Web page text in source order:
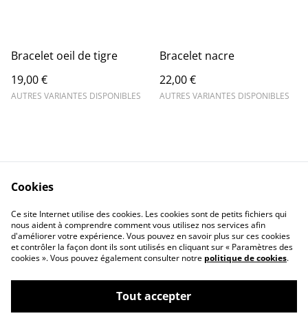
Bracelet oeil de tigre
19,00 €
AUTRES VARIANTES DISPONIBLES
Bracelet nacre
22,00 €
AUTRES VARIANTES DISPONIBLES
Contact Us
Legal Terms
Privacy Policy
Cookie Policy
Cookies
Ce site Internet utilise des cookies. Les cookies sont de petits fichiers qui
nous aident à comprendre comment vous utilisez nos services afin
d'améliorer votre expérience. Vous pouvez en savoir plus sur ces cookies
et contrôler la façon dont ils sont utilisés en cliquant sur « Paramètres des
cookies ». Vous pouvez également consulter notre politique de cookies.
Tout accepter